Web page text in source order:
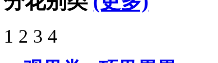
1 2 3 4